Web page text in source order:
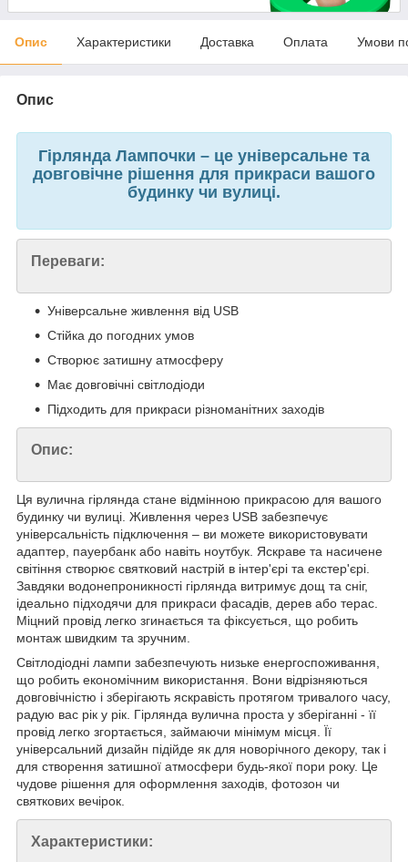
Опис Характеристики Доставка Оплата Умови
Опис
Гірлянда Лампочки – це універсальне та
довговічне рішення для прикраси вашого
будинку чи вулиці.
Переваги:
Універсальне живлення від USB
Стійка до погодних умов
Створює затишну атмосферу
Має довговічні світлодіоди
Підходить для прикраси різноманітних заходів
Опис:
Ця вулична гірлянда стане відмінною прикрасою для вашого
будинку чи вулиці. Живлення через USB забезпечує
універсальність підключення – ви можете використовувати
адаптер, пауербанк або навіть ноутбук. Яскраве та насичене
світіння створює святковий настрій в інтер'єрі та екстер'єрі.
Завдяки водонепроникності гірлянда витримує дощ та сніг,
ідеально підходячи для прикраси фасадів, дерев або терас.
Міцний провід легко згинається та фіксується, що робить
монтаж швидким та зручним.
Світлодіодні лампи забезпечують низьке енергоспоживання,
що робить економічним використання. Вони відрізняються
довговічністю і зберігають яскравість протягом тривалого часу,
радую вас рік у рік. Гірлянда вулична проста у зберіганні - її
провід легко згортається, займаючи мінімум місця. Її
універсальний дизайн підійде як для новорічного декору, так і
для створення затишної атмосфери будь-якої пори року. Це
чудове рішення для оформлення заходів, фотозон чи
святкових вечірок.
Характеристики: